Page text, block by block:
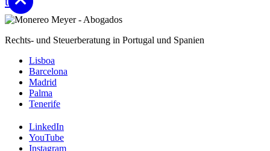
Rechts- und Steuerberatung in Portugal und Spanien
Lisboa
Barcelona
Madrid
Palma
Tenerife
LinkedIn
YouTube
Instagram